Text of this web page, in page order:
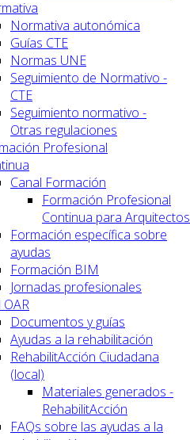
Normativa autonómica
Guías CTE
Normas UNE
Seguimiento de Normativo -
CTE
Seguimiento normativo -
Otras regulaciones
Profesional
Canal Formación
Formación Profesional
Continua para Arquitectos
Formación específica sobre
ayudas
Formación BIM
Jornadas profesionales
OAR
Documentos y guías
Ayudas a la rehabilitación
RehabilitAcción Ciudadana
(local)
Materiales generados -
RehabilitAcción
FAQs sobre las ayudas a la